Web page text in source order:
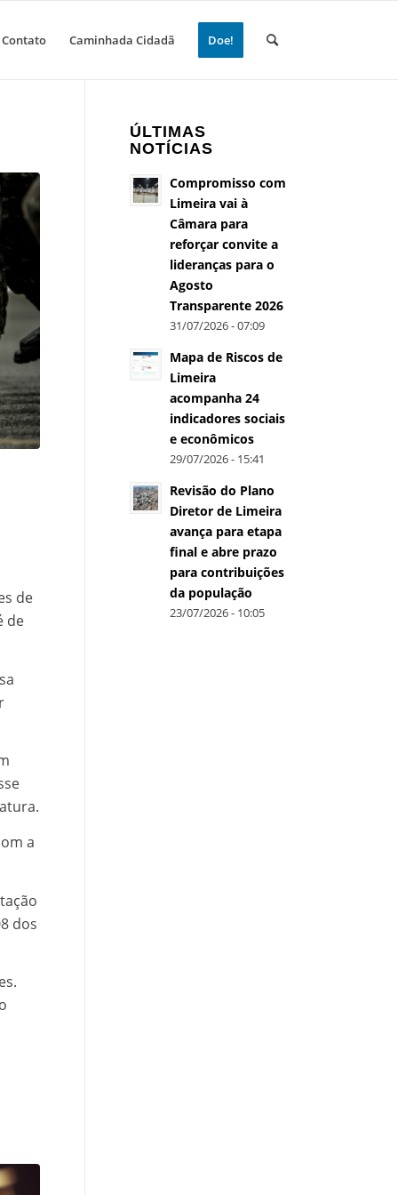
Contato Caminhada Cidadã Doe!
de
de
a
dos
ÚLTIMAS
NOTÍCIAS
Compromisso com
Limeira vai à
Câmara para
reforçar convite a
lideranças para o
Agosto
Transparente 2026
31/07/2026 - 07:09
Mapa de Riscos de
Limeira
acompanha 24
indicadores sociais
e econômicos
29/07/2026 - 15:41
Revisão do Plano
Diretor de Limeira
avança para etapa
final e abre prazo
para contribuições
da população
23/07/2026 - 10:05